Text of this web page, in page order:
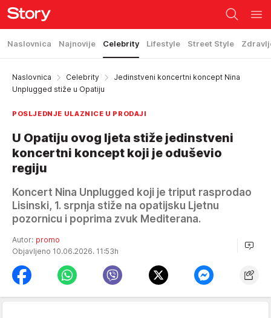
Naslovnica Najnovije Celebrity Lifestyle Street Style
Naslovnica Celebrity
Jedinstveni koncertni koncept Nina
Unplugged stiže u Opatiju
POSLJEDNJE ULAZNICE U PRODAJI
U Opatiju ovog ljeta stiže jedinstveni
koncertni koncept koji je oduševio
regiju
Koncert Nina Unplugged koji je triput rasprodao
Lisinski, 1. srpnja stiže na opatijsku Ljetnu
pozornicu i poprima zvuk Mediterana.
Autor: promo
Objavljeno 10.06.2026. 11:53h